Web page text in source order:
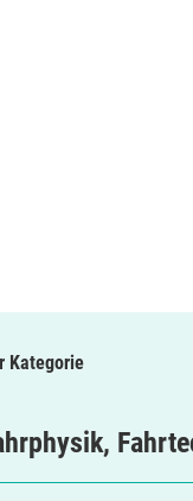
Kategorie